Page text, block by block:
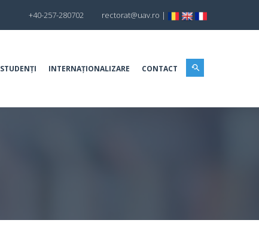
+40-257-280702 rectorat@uav.ro |
STUDENȚI INTERNAȚIONALIZARE CONTACT